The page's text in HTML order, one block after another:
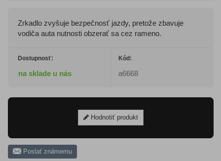
Zrkadlo zvyšuje bezpečnosť jazdy, pretože zbavuje
vodiča auta nutnosti obzerať sa cez rameno.
Dostupnosť:
na sklade u nás
Kód:
a6668
Hodnotiť produkt
Poslať známemu